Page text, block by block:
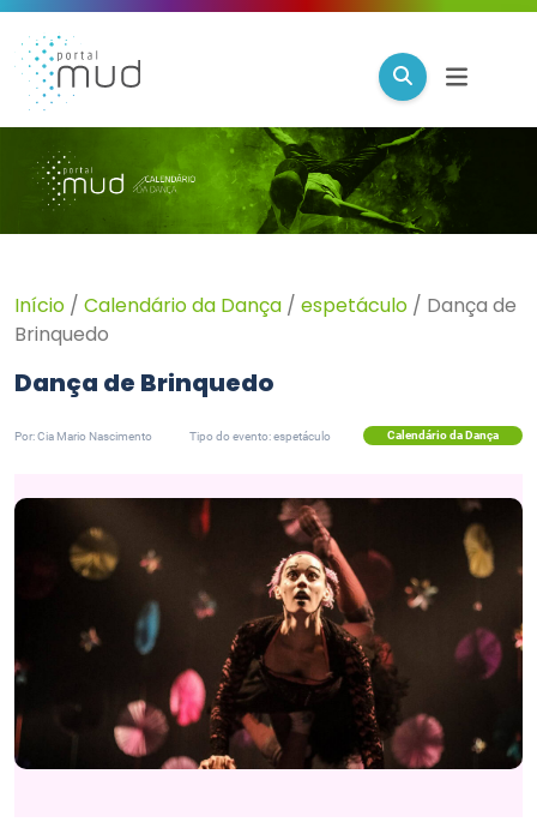
Início / Calendário da Dança / espetáculo / Dança de
Brinquedo
Dança de Brinquedo
Por: Cia Mario Nascimento Tipo do evento: espetáculo Calendário da Dança